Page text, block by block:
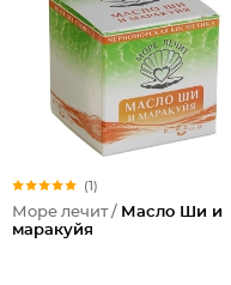
(1)
Море лечит / Масло Ши и
маракуйя